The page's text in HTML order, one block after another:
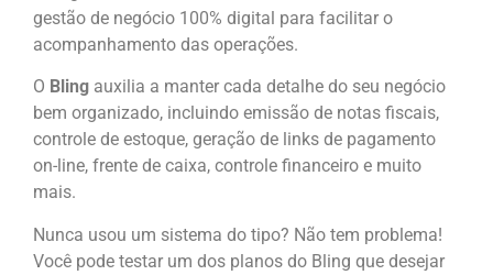
gestão de negócio 100% digital para facilitar o
acompanhamento das operações.
O Bling auxilia a manter cada detalhe do seu negócio
bem organizado, incluindo emissão de notas fiscais,
controle de estoque, geração de links de pagamento
on-line, frente de caixa, controle financeiro e muito
mais.
Nunca usou um sistema do tipo? Não tem problema!
Você pode testar um dos planos do Bling que desejar